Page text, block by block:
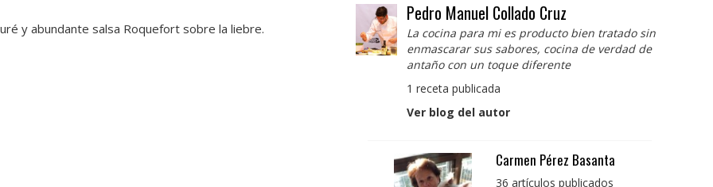
y abundante salsa Roquefort sobre la liebre.
Pedro Manuel Collado Cruz
La cocina para mi es producto bien tratado sin
enmascarar sus sabores, cocina de verdad de
antaño con un toque diferente
1 receta publicada
Ver blog del autor
Pedro Manuel Collado
Cruz